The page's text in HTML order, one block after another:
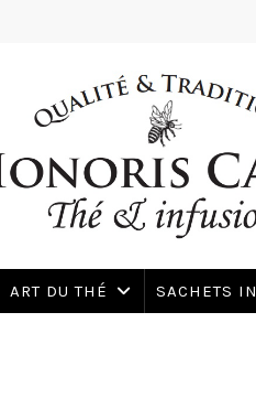
ART DU THÉ SACHETS